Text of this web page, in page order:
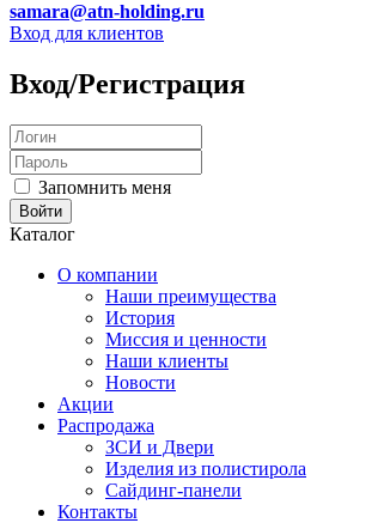
samara@atn-holding.ru
Вход для клиентов
Вход/Регистрация
Запомнить меня
Каталог
О компании
Наши преимущества
История
Миссия и ценности
Наши клиенты
Новости
Акции
Распродажа
ЗСИ и Двери
Изделия из полистирола
Сайдинг-панели
Контакты